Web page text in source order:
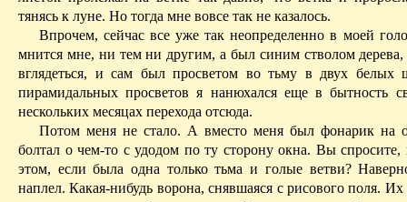
тянясь к луне. Но тогда мне вовсе так не казалось.
Впрочем, сейчас все уже так неопределенно в моей
мнится мне, ни темни другим, а был синим стволом дерева,
вглядеться, и сам был просветом во тьму в двух белых
пирамидальных просветов я нанюхался еще в бытность
нескольких месяцах перехода отсюда.
Потом меня не стало. А вместо меня был фонарик на
болтал о чем-то с удодом по ту сторону окна. Вы спросите,
этом, если была одна только тьма и голые ветви?
наплел. Какая-нибудь ворона, снявшаяся с рисового поля. Их